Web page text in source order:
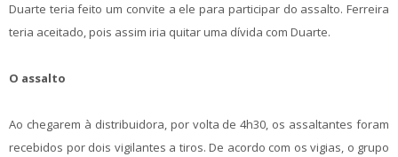
Duarte teria feito um convite a ele para participar do assalto. Ferreira
teria aceitado, pois assim iria quitar uma dívida com Duarte.
O assalto
Ao chegarem à distribuidora, por volta de 4h30, os assaltantes foram
recebidos por dois vigilantes a tiros. De acordo com os vigias, o grupo